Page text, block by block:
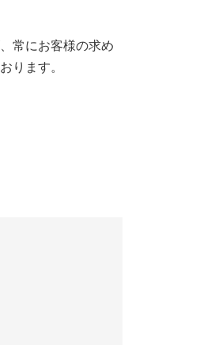
常にお客様の求め
ります。